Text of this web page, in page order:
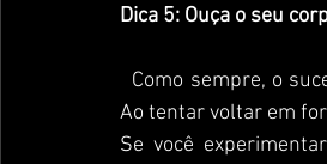
Dica 5: Ouça o seu
Ao tentar voltar em
Se você